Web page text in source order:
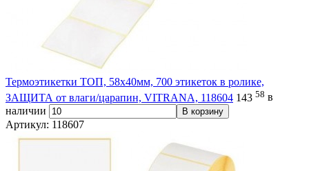
Термоэтикетки ТОП, 58х40мм, 700 этикеток в ролике,
ЗАЩИТА от влаги/царапин, VITRANA, 118604 143 58 в
наличии
В корзину
Артикул: 118607